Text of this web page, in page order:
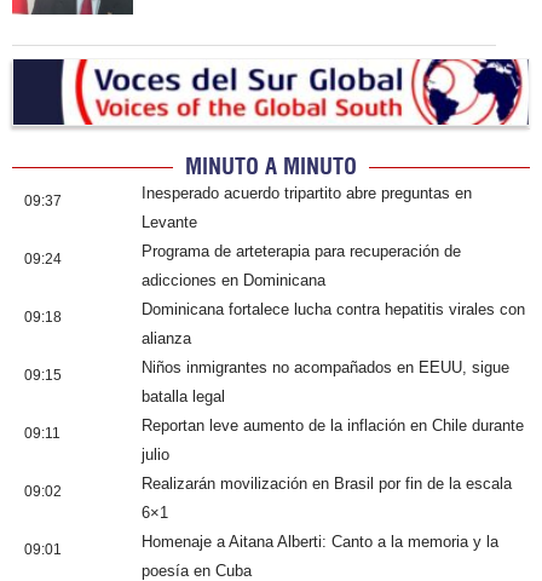
MINUTO A MINUTO
09:37
Inesperado acuerdo tripartito abre preguntas en
Levante
09:24
Programa de arteterapia para recuperación de
adicciones en Dominicana
09:18
Dominicana fortalece lucha contra hepatitis virales con
alianza
09:15
Niños inmigrantes no acompañados en EEUU, sigue
batalla legal
09:11
Reportan leve aumento de la inflación en Chile durante
julio
09:02
Realizarán movilización en Brasil por fin de la escala
6×1
09:01
Homenaje a Aitana Alberti: Canto a la memoria y la
poesía en Cuba